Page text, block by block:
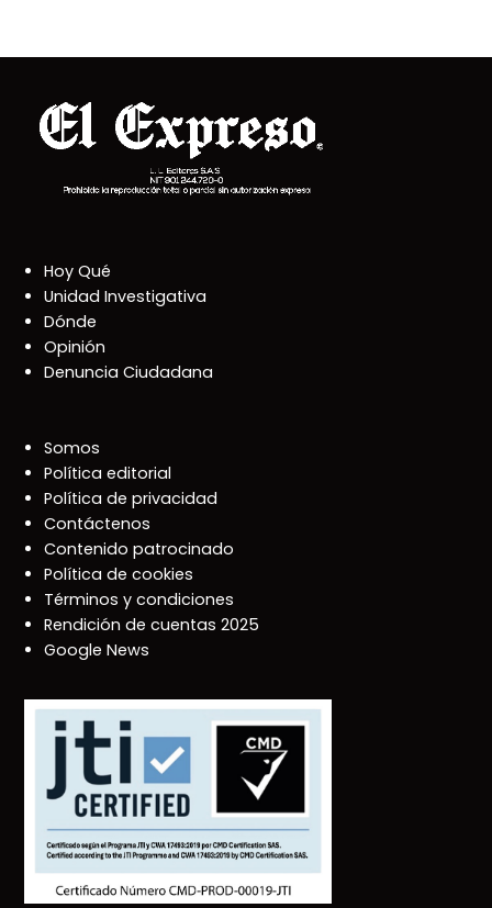
Hoy Qué
Unidad Investigativa
Dónde
Opinión
Denuncia Ciudadana
Somos
Política editorial
Política de privacidad
Contáctenos
Contenido patrocinado
Política de cookies
Términos y condiciones
Rendición de cuentas 2025
Google News